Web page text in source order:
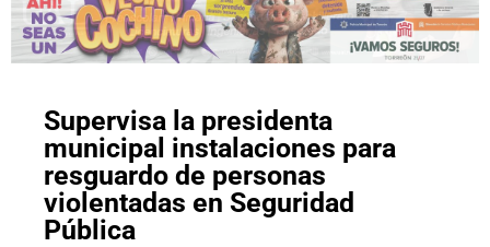
Supervisa la presidenta
municipal instalaciones para
resguardo de personas
violentadas en Seguridad
Pública